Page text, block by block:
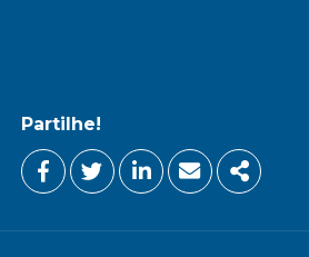
Partilhe!
FACEBOOK
TWITTERLINKEDIN
EMAILSHARE